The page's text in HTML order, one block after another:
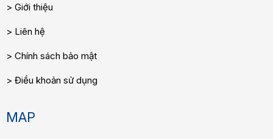
Giới thiệu
Liên hệ
Chính sách bảo mật
Điều khoản sử dụng
MAP